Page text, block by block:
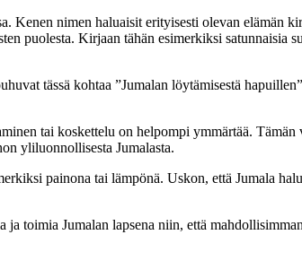
Kenen nimen haluaisit erityisesti olevan elämän
puolesta. Kirjaan tähän esimerkiksi satunnaisia
tässä kohtaa ”Jumalan löytämisestä
tai koskettelu on helpompi ymmärtää. Tämän
yliluonnollisesta Jumalasta.
painona tai lämpönä. Uskon, että Jumala
toimia Jumalan lapsena niin, että